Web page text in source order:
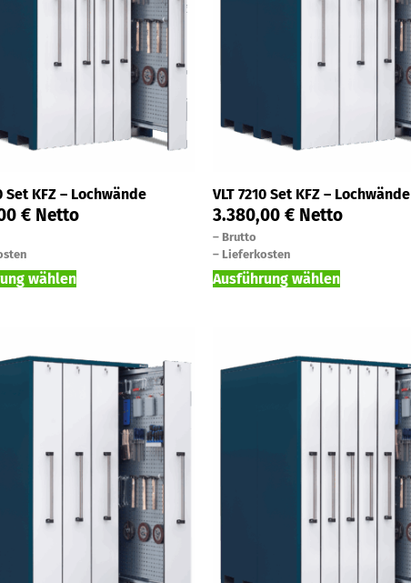
Set KFZ – Lochwände
€ Netto
wählen
VLT 7210 Set KFZ – Lochwände
3.380,00 € Netto
– Brutto
– Lieferkosten
Ausführung wählen